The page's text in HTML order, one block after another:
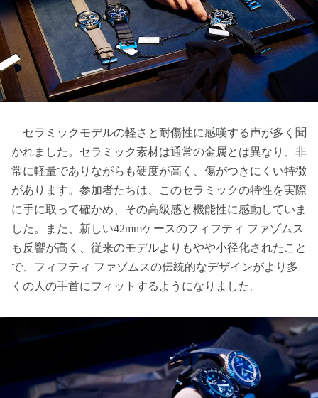
セラミックモデルの軽さと耐傷性に感嘆する声が多く聞
かれました。セラミック素材は通常の金属とは異なり、非
常に軽量でありながらも硬度が高く、傷がつきにくい特徴
があります。参加者たちは、このセラミックの特性を実際
に手に取って確かめ、その高級感と機能性に感動していま
した。また、新しい42mmケースのフィフティ ファゾムス
も反響が高く、従来のモデルよりもやや小径化されたこと
で、フィフティ ファゾムスの伝統的なデザインがより多
くの人の手首にフィットするようになりました。